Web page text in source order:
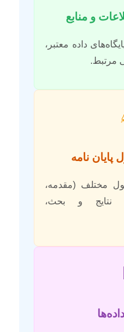
داده معتبر،
مرتبط.
مختلف (مقدمه،
نتایج و بحث،